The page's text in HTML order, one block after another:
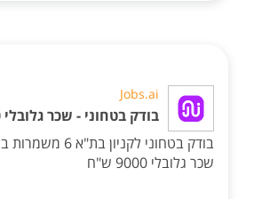
Jobs.ai
בודק בטחוני - שכר גלובלי 9,000 ש"ח!
בודק בטחוני
שכר גלובלי 9000 ש"ח